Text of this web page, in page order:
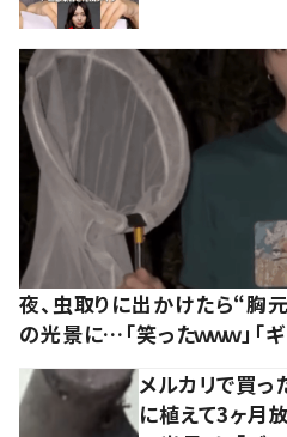
夜、虫取りに出かけたら“胸
の光景に…「笑ったｗｗｗ」「
メルカリで買
に植えて3ヶ月